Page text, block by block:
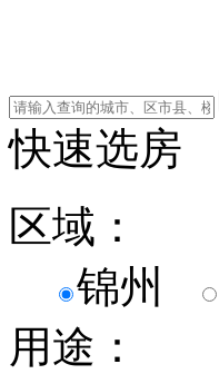
快速选房
区域：
锦州
用途：